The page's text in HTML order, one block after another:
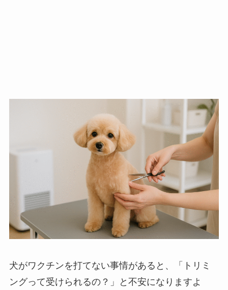
犬がワクチンを打てない事情があると、「トリミ
ングって受けられるの？」と不安になりますよ